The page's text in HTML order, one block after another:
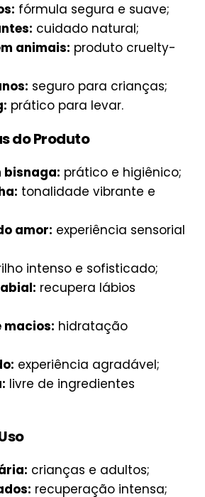
fórmula segura e suave;
cuidado natural;
animais: produto cruelty-
seguro para crianças;
prático para levar.
do Produto
bisnaga: prático e higiênico;
tonalidade vibrante e
amor: experiência sensorial
intenso e sofisticado;
recupera lábios
macios: hidratação
experiência agradável;
livre de ingredientes
crianças e adultos;
recuperação intensa;